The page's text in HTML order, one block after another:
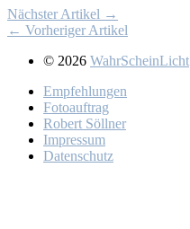
Nächster Artikel →
← Vorheriger Artikel
© 2026 WahrScheinLicht
Emp­feh­lun­gen
Fo­to­auf­trag
Ro­bert Söll­ner
Im­pres­sum
Da­ten­schutz